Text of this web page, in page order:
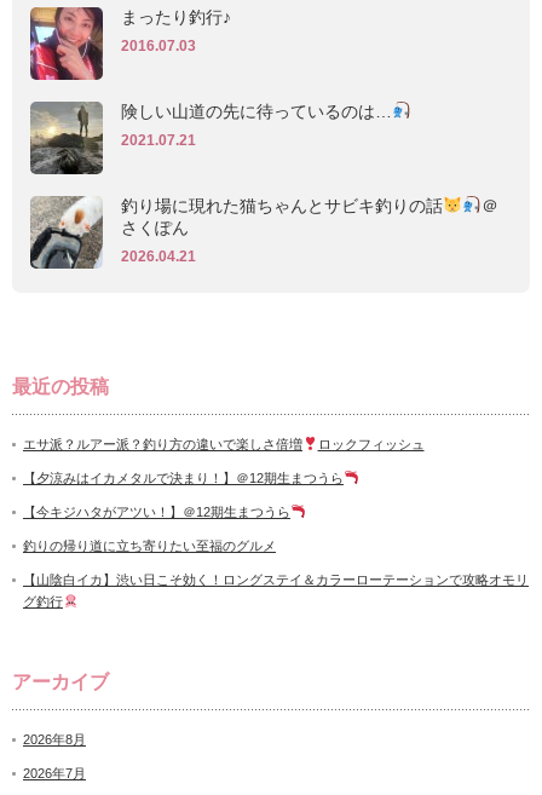
まったり釣行♪
2016.07.03
険しい山道の先に待っているのは…
2021.07.21
釣り場に現れた猫ちゃんとサビキ釣りの話
＠
さくぽん
2026.04.21
最近の投稿
エサ派？ルアー派？釣り方の違いで楽しさ倍増 ロックフィッシュ
【夕涼みはイカメタルで決まり！】＠12期生まつうら
【今キジハタがアツい！】＠12期生まつうら
釣りの帰り道に立ち寄りたい至福のグルメ
【山陰白イカ】渋い日こそ効く！ロングステイ＆カラーローテーションで攻略オモリ
グ釣行
アーカイブ
2026年8月
2026年7月